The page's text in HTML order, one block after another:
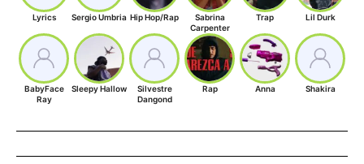
Lyrics Sergio Umbria Hip Hop/Rap
Sabrina
Carpenter
Trap Lil Durk
BabyFace
Ray
Sleepy Hallow
Silvestre
Dangond
Rap Anna Shakira